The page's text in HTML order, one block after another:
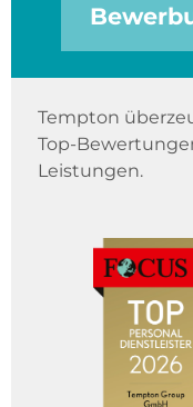
Tempton
Top-
Leistungen.